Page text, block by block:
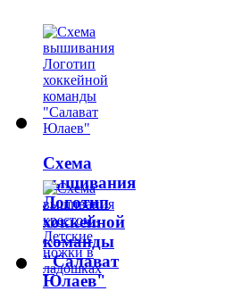
Схема
вышивания
Логотип
хоккейной
команды
"Салават
Юлаев"